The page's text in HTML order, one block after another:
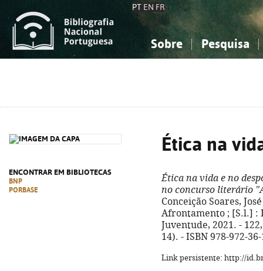
PT EN FR
Sobre Pesquisa
ENCONTRAR EM BIBLIOTECAS
BNP
PORBASE
Ética na
Ética na vida e no
no concurso literário
Conceição Soares,
Afrontamento ; [S.l.] :
Juventude, 2021. -
14). - ISBN 978-972-
Link persistente: http://